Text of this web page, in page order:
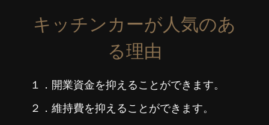
キッチンカーが人気のあ
る理由
１．開業資金を抑えることができます。
２．維持費を抑えることができます。